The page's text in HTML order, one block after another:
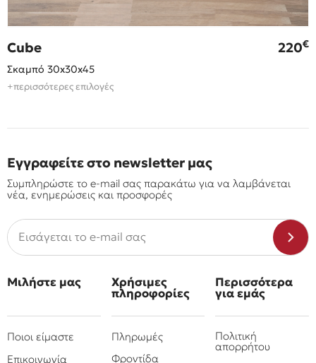
Cube 220€
Σκαμπό 30x30x45
+περισσότερες επιλογές
Εγγραφείτε στο newsletter μας
Συμπληρώστε το e-mail σας παρακάτω για να λαμβάνεται
νέα, ενημερώσεις και προσφορές
Μιλήστε μας
Ποιοι είμαστε
Επικοινωνία
Χρήσιμες
πληροφορίες
Πληρωμές
Φροντίδα
Περισσότερα
για εμάς
Πολιτική
απορρήτου